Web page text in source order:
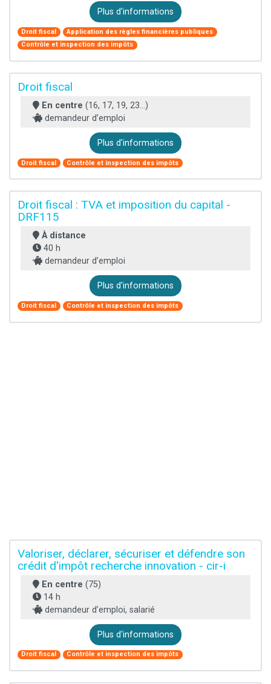
Plus d'informations
Droit fiscal
Application des règles financières publiques
Contrôle et inspection des impôts
Droit fiscal
En centre (16, 17, 19, 23...)
demandeur d’emploi
Plus d'informations
Droit fiscal Contrôle et inspection des impôts
Droit fiscal : TVA et imposition du capital -
DRF115
À distance
40 h
demandeur d’emploi
Plus d'informations
Droit fiscal Contrôle et inspection des impôts
Valoriser, déclarer, sécuriser et défendre son
crédit d'impôt recherche innovation - cir-i
En centre (75)
14 h
demandeur d’emploi, salarié
Plus d'informations
Droit fiscal Contrôle et inspection des impôts